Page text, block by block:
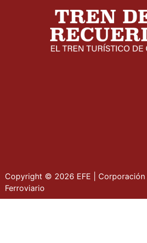
Copyright © 2026 EFE | Corporación
Ferroviario